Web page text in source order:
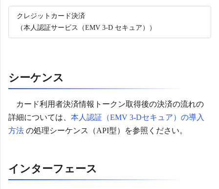
クレジットカード決済
（本人認証サービス（EMV 3-D セキュア））
シーケンス
カード利用者決済情報トークン取得後の決済の流れの
詳細については、 本人認証（EMV 3-Dセキュア）の導入
方法 の処理シーケンス（API型）を参照ください。
インターフェース